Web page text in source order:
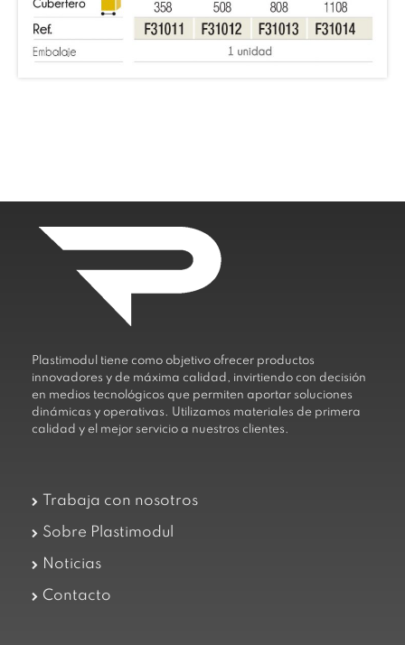
Plastimodul tiene como objetivo ofrecer productos
innovadores y de máxima calidad, invirtiendo con decisión
en medios tecnológicos que permiten aportar soluciones
dinámicas y operativas. Utilizamos materiales de primera
calidad y el mejor servicio a nuestros clientes.
Trabaja con nosotros
Sobre Plastimodul
Noticias
Contacto